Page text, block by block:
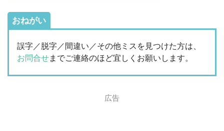
おねがい
誤字／脱字／間違い／その他ミスを見つけた方は、
お問合せまでご連絡のほど宜しくお願いします。
広告